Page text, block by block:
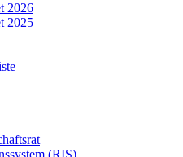
2026
2025
(RIS)